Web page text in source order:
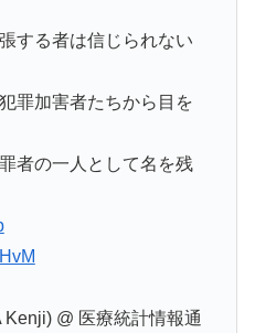
する者は信じられない
罪加害者たちから目を
者の一人として名を残
@ 医療統計情報通